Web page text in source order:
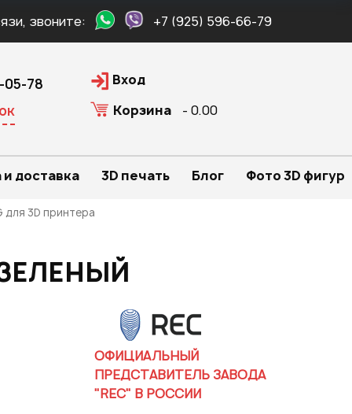
звоните: +7 (925) 596-66-79
05-78
Вход
Корзина
- 0.00
доставка 3D печать Блог Фото 3D фигур
для 3D принтера
ЗЕЛЕНЫЙ
ОФИЦИАЛЬНЫЙ
ПРЕДСТАВИТЕЛЬ ЗАВОДА
"REC" В РОССИИ